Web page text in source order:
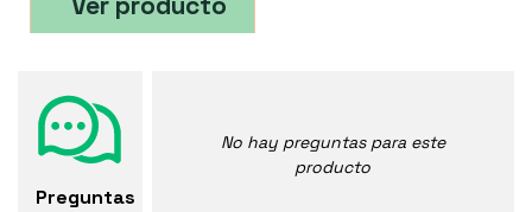
Preguntas
No hay preguntas para este
producto